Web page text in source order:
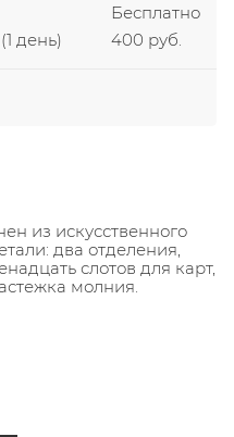
Бесплатно
(1 день) 400 руб.
из искусственного
два отделения,
слотов для карт,
молния.